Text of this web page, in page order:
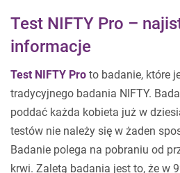
Test NIFTY Pro –
informacje
Test NIFTY Pro to badanie, które
tradycyjnego badania NIFTY.
poddać każda kobieta już w
testów nie należy się w żaden
Badanie polega na pobraniu od
krwi. Zaletą badania jest to, że w